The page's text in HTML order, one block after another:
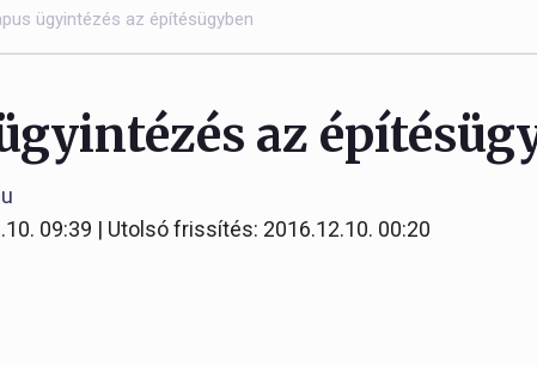
ügyintézés az építésügyben
az
09:39 | Utolsó frissítés: 2016.12.10. 00:20